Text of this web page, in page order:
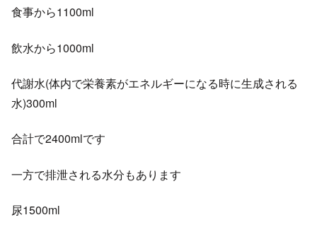
食事から1100ml
飲水から1000ml
代謝水(体内で栄養素がエネルギーになる時に生成される
水)300ml
合計で2400mlです
一方で排泄される水分もあります
尿1500ml